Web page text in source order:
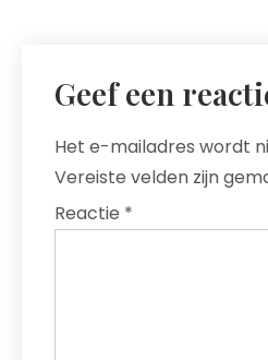
Geef een
Het e-mailadres wordt
Vereiste velden zijn
Reactie *